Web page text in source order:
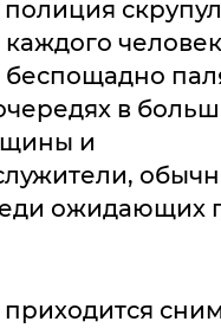
беспощадно
в
и
ожидающих